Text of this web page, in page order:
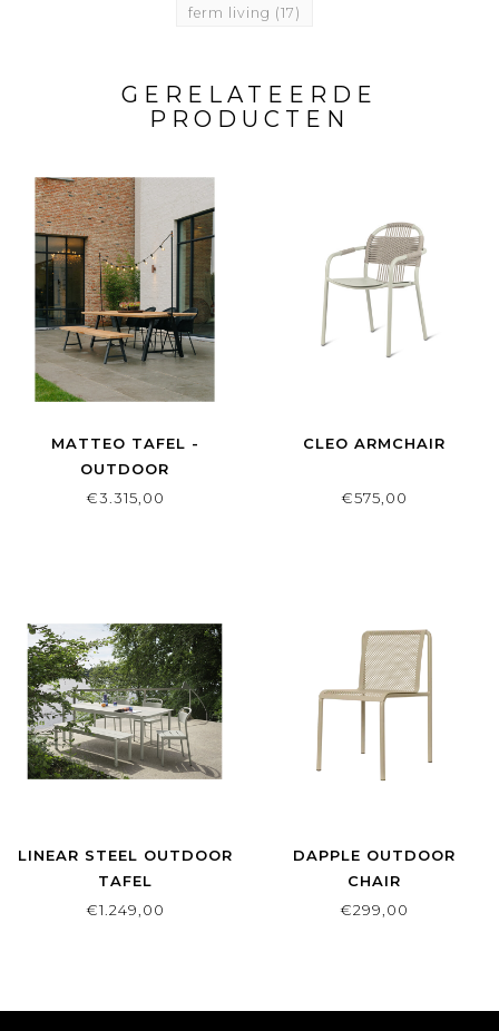
ferm living (17)
GERELATEERDE
PRODUCTEN
MATTEO TAFEL -
OUTDOOR
€3.315,00
CLEO ARMCHAIR
€575,00
LINEAR STEEL OUTDOOR
TAFEL
€1.249,00
DAPPLE OUTDOOR
CHAIR
€299,00